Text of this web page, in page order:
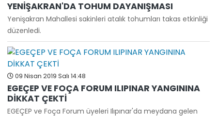
YENİŞAKRAN'DA TOHUM DAYANIŞMASI
Yenişakran Mahallesi sakinleri atalık tohumları takas etkinliği
düzenledi.
09 Nisan 2019 Salı 14:48
EGEÇEP VE FOÇA FORUM ILIPINAR YANGININA
DİKKAT ÇEKTİ
EGEÇEP ve Foça Forum üyeleri Ilıpınar'da meydana gelen